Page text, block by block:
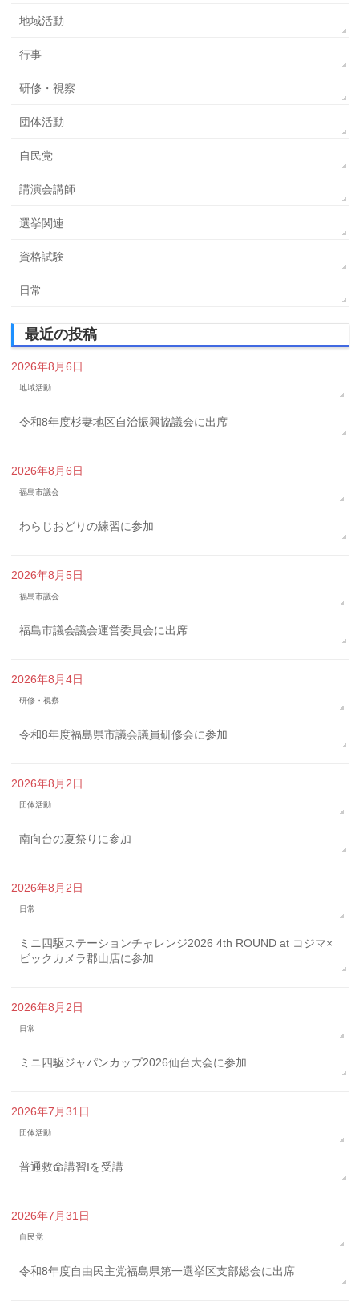
地域活動
行事
研修・視察
団体活動
自民党
講演会講師
選挙関連
資格試験
日常
最近の投稿
2026年8月6日
地域活動
令和8年度杉妻地区自治振興協議会に出席
2026年8月6日
福島市議会
わらじおどりの練習に参加
2026年8月5日
福島市議会
福島市議会議会運営委員会に出席
2026年8月4日
研修・視察
令和8年度福島県市議会議員研修会に参加
2026年8月2日
団体活動
南向台の夏祭りに参加
2026年8月2日
日常
ミニ四駆ステーションチャレンジ2026 4th ROUND at コジマ×
ビックカメラ郡山店に参加
2026年8月2日
日常
ミニ四駆ジャパンカップ2026仙台大会に参加
2026年7月31日
団体活動
普通救命講習Iを受講
2026年7月31日
自民党
令和8年度自由民主党福島県第一選挙区支部総会に出席